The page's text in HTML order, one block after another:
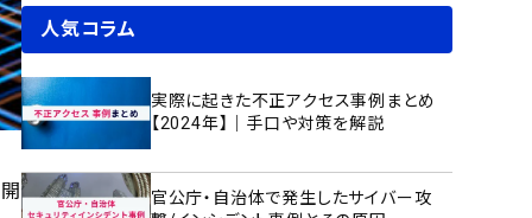
人気コラム
実際に起きた不正アクセス事例まとめ
【2024年】｜手口や対策を解説
官公庁・自治体で発生したサイバー攻